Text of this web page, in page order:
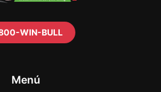
WIN-BULL
Menú